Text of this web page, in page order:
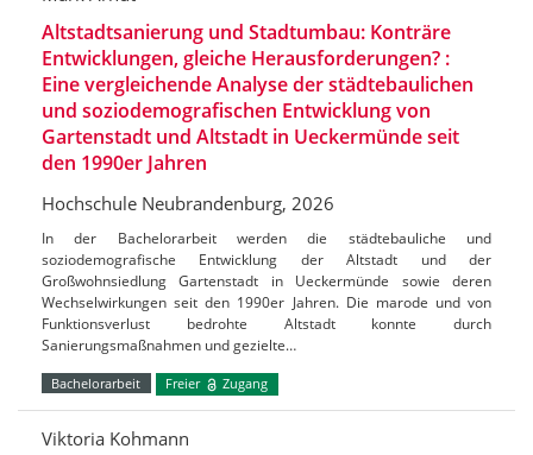
Altstadtsanierung und Stadtumbau: Konträre
Entwicklungen, gleiche Herausforderungen? :
Eine vergleichende Analyse der städtebaulichen
und soziodemografischen Entwicklung von
Gartenstadt und Altstadt in Ueckermünde seit
den 1990er Jahren
Hochschule Neubrandenburg, 2026
In der Bachelorarbeit werden die städtebauliche und
soziodemografische Entwicklung der Altstadt und der
Großwohnsiedlung Gartenstadt in Ueckermünde sowie deren
Wechselwirkungen seit den 1990er Jahren. Die marode und von
Funktionsverlust bedrohte Altstadt konnte durch
Sanierungsmaßnahmen und gezielte…
Bachelorarbeit Freier Zugang
Viktoria Kohmann